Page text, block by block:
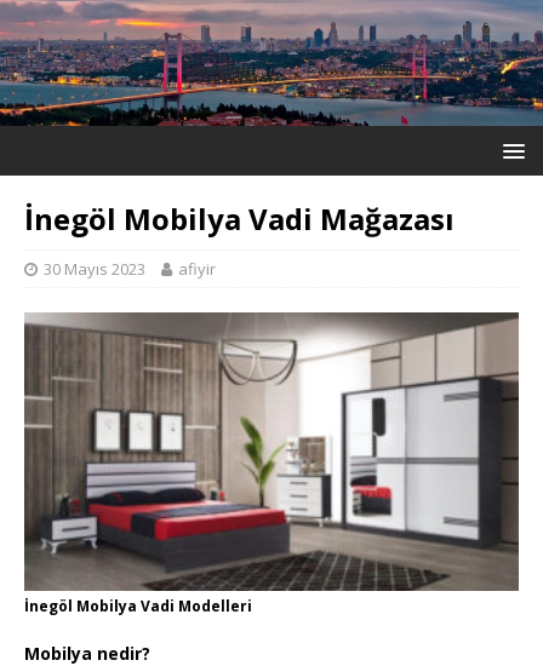
İnegöl Mobilya Vadi Mağazası
30 Mayıs 2023 afiyir
İnegöl Mobilya Vadi Modelleri
Mobilya nedir?